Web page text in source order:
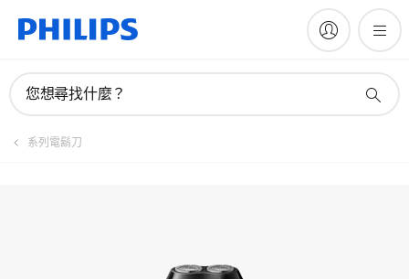
您想尋找什麼？
系列電鬍刀
註冊產品